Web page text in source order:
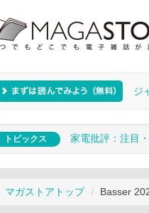
ジ
トピックス 家電批評：注目
マガストアトップ Basser